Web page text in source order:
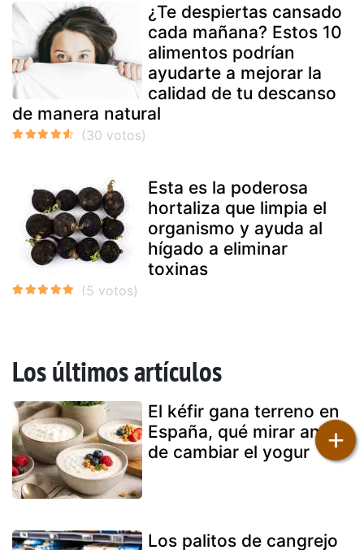
¿Te despiertas cansado
cada mañana? Estos 10
alimentos podrían
ayudarte a mejorar la
calidad de tu descanso
de manera natural
Esta es la poderosa
hortaliza que limpia el
organismo y ayuda al
hígado a eliminar
toxinas
Los últimos artículos
El kéfir gana terreno en
España, qué mirar antes
de cambiar el yogur
Los palitos de cangrejo
+